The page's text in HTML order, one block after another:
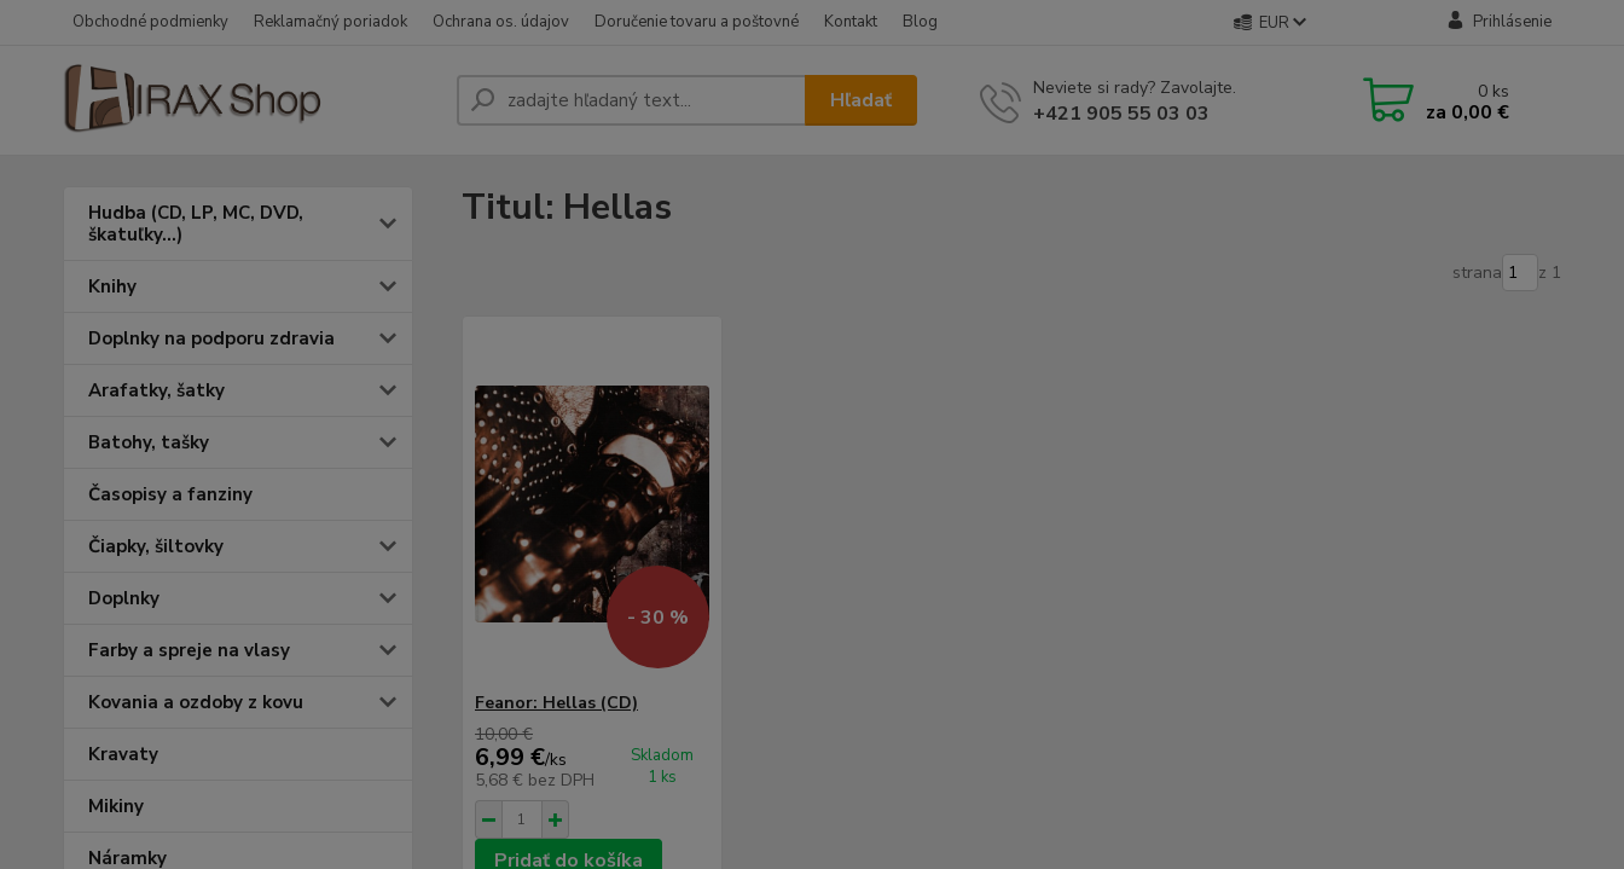
Obchodné podmienky Reklamačný poriadok Ochrana os. údajov Doručenie tovaru a poštovné Kontakt Blog EUR Prihlásenie
Hľadať Neviete si rady? Zavolajte.
+421 905 55 03 03
0 ks
za 0,00 €
Hudba (CD, LP, MC, DVD,
škatuľky...)
Knihy
Doplnky na podporu zdravia
Arafatky, šatky
Batohy, tašky
Časopisy a fanziny
Čiapky, šiltovky
Doplnky
Farby a spreje na vlasy
Kovania a ozdoby z kovu
Kravaty
Mikiny
Náramky
Titul: Hellas
strana z 1
- 30 %
Feanor: Hellas (CD)
10,00 €
6,99 €/ks
5,68 € bez DPH
Skladom
1 ks
Pridať do košíka